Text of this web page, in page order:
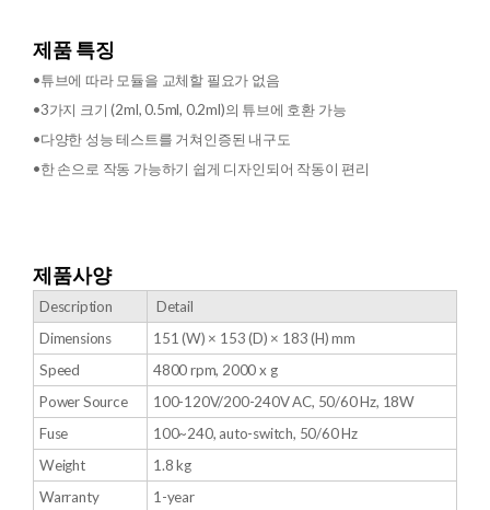
제품 특징
•튜브에 따라 모듈을 교체할 필요가 없음
•3가지 크기 (2ml, 0.5ml, 0.2ml)의 튜브에 호환 가능
•다양한 성능 테스트를 거쳐인증된 내구도
•한 손으로 작동 가능하기 쉽게 디자인되어 작동이 편리
제품사양
Description
Detail
Dimensions
151 (W) × 153 (D) × 183 (H) mm
Speed
4800 rpm, 2000 x g
Power Source
100-120V/200-240V AC, 50/60 Hz, 18W
Fuse
100~240, auto-switch, 50/60 Hz
Weight
1.8 kg
Warranty
1-year